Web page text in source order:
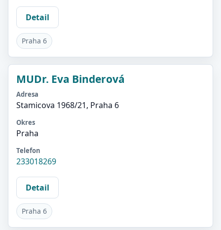
Detail
Praha 6
MUDr. Eva Binderová
Adresa
Stamicova 1968/21, Praha 6
Okres
Praha
Telefon
233018269
Detail
Praha 6